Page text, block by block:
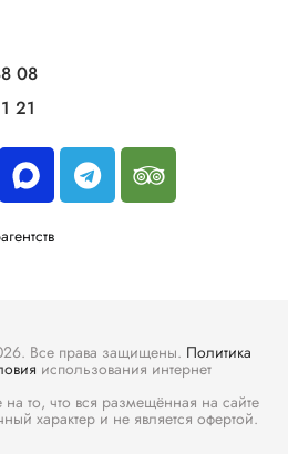
08
21
Все права защищены. Политика
использования интернет
то, что вся размещённая на сайте
характер и не является офертой.